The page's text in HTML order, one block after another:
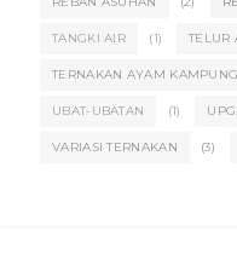
TANGKI AIR (1) TELUR
TERNAKAN AYAM KAMPUNG
UBAT-UBATAN (1)
VARIASI TERNAKAN (3)